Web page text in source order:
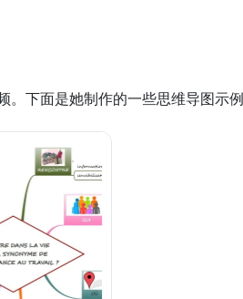
。下面是她制作的一些思维导图示